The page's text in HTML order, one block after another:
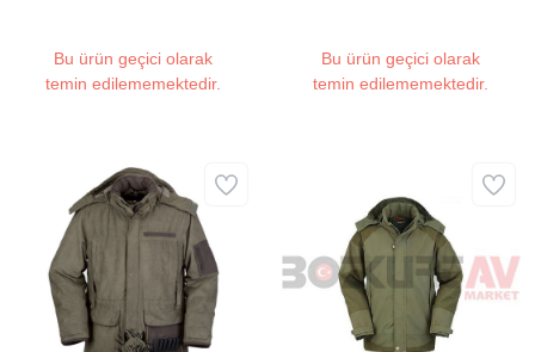
Bu ürün geçici olarak
temin edilememektedir.
Bu ürün geçici olarak
temin edilememektedir.